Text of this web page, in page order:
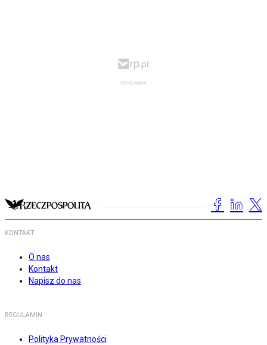
KONTAKT
O nas
Kontakt
Napisz do nas
REGULAMIN
Polityka Prywatności